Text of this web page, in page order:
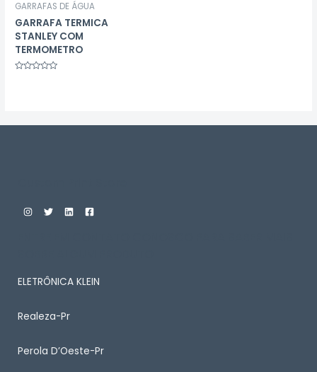
GARRAFAS DE ÁGUA
GARRAFA TERMICA
STANLEY COM
TERMOMETRO
ELETRÔNICA KLEIN
Realeza-Pr
Perola D’Oeste-Pr